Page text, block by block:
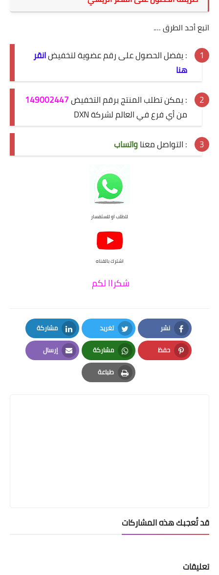
اتبع أحد الطرق ….
: يفضل الحصول على رقم عضوية لتخفيضانقر
هنا
: يمكن تطلب المنتج برقم التخفيض149002447
من أي فرع في العالم لشركة DXN
: التواصل معناواتساب
للطلب او للستفسار
اشترك بالقناه
شكراا لكم
نشر
Facebook
تغريد
Twitter
مشاركة
LinkedIn
حفظ
Pinterest
مشاركة
Whatsapp
إرسال
Email
طباعة
Print
قد تُعجبك هذه المشاركات
تعليقات